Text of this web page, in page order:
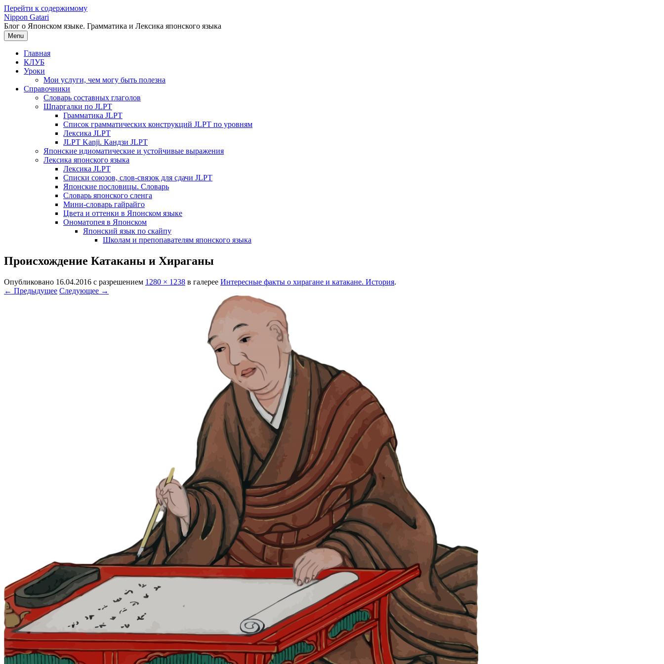
Перейти к содержимому
Nippon Gatari
Блог о Японском языке. Грамматика и Лексика японского языка
Menu
Главная
КЛУБ
Уроки
Мои услуги, чем могу быть полезна
Справочники
Словарь составных глаголов
Шпаргалки по JLPT
Грамматика JLPT
Список грамматических конструкций JLPT по уровням
Лексика JLPT
JLPT Kanji. Кандзи JLPT
Японские идиоматические и устойчивые выражения
Лексика японского языка
Лексика JLPT
Списки союзов, слов-связок для сдачи JLPT
Японские пословицы. Словарь
Словарь японского сленга
Мини-словарь гайрайго
Цвета и оттенки в Японском языке
Ономатопея в Японском
Японский язык по скайпу
Школам и препопавателям японского языка
Происхождение Катаканы и Хираганы
Опубликовано 16.04.2016 с разрешением 1280 × 1238 в галерее Интересные факты о хирагане и катакане. История.
← Предыдущее Следующее →